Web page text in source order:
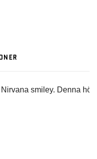
smiley. Denna